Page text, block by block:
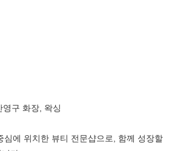
구 화장, 왁싱
심에 위치한 뷰티 전문샵으로, 함께 성장할